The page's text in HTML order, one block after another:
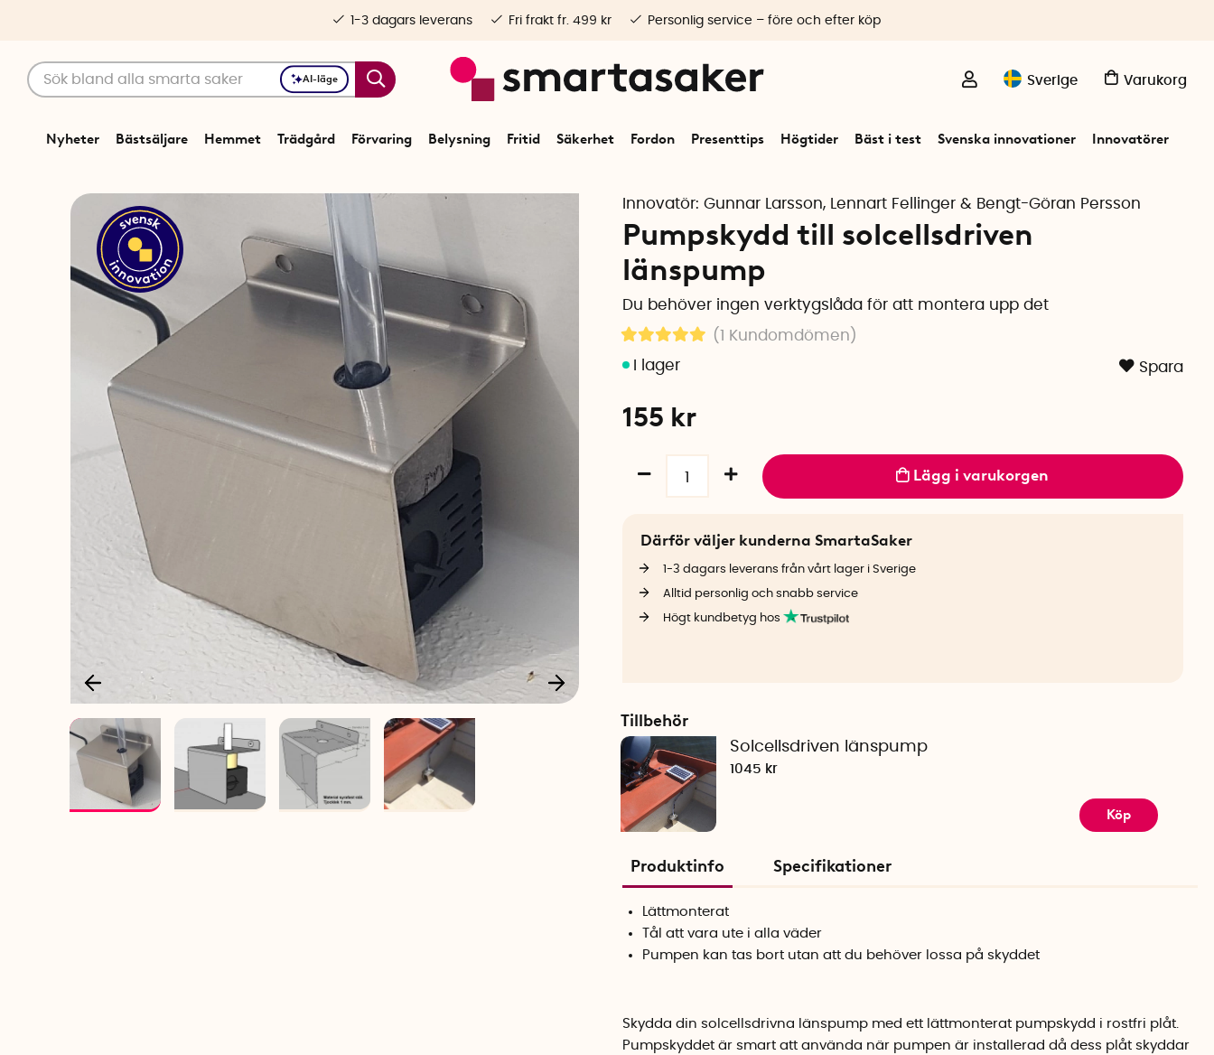
AI-läge Sverige Varukorg
Nyheter Bästsäljare Hemmet Trädgård Förvaring Belysning Fritid Säkerhet Fordon Presenttips Högtider Bäst i test Svenska innovationer Innovatörer
1-3 dagars leverans Fri frakt fr. 499 kr Personlig service – före och efter köp
Innovatör: Gunnar Larsson, Lennart Fellinger & Bengt-Göran Persson
Pumpskydd till solcellsdriven
länspump
Du behöver ingen verktygslåda för att montera upp det
(1 Kundomdömen )
Spara
155 kr
Lägg i varukorgen
Därför väljer kunderna SmartaSaker
1-3 dagars leverans från vårt lager i Sverige
Alltid personlig och snabb service
Högt kundbetyg hos
Tillbehör
Solcellsdriven länspump
1045 kr
Köp
Produktinfo Specifikationer
Lättmonterat
Tål att vara ute i alla väder
Pumpen kan tas bort utan att du behöver lossa på skyddet
Skydda din solcellsdrivna länspump med ett lättmonterat pumpskydd i rostfri plåt.
Pumpskyddet är smart att använda när pumpen är installerad då dess plåt skyddar